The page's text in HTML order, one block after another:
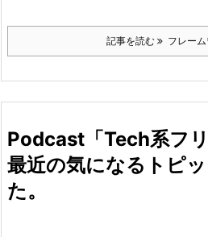
記事を読む フレー
Podcast「Tech系フ
最近の気になるトピ
た。